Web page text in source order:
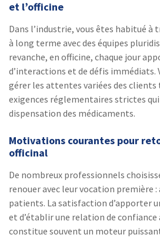
et l’officine
Dans l’industrie, vous êtes habitué à
à long terme avec des équipes
revanche, en officine, chaque jour
d’interactions et de défis immédiats.
gérer les attentes variées des
exigences réglementaires strictes
dispensation des médicaments.
Motivations courantes pour
officinal
De nombreux professionnels
renouer avec leur vocation première
patients. La satisfaction d’apporter
et d’établir une relation de confiance
constitue souvent un moteur